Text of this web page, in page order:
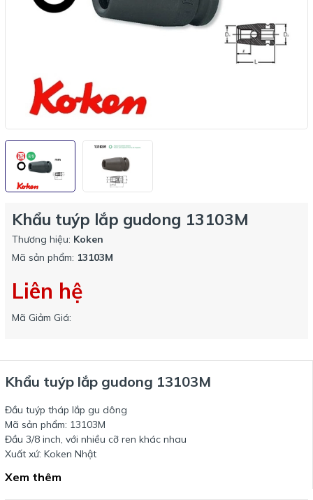
Khẩu tuýp lắp gudong 13103M
Thương hiệu: Koken
Mã sản phẩm: 13103M
Liên hệ
Mã Giảm Giá:
Khẩu tuýp lắp gudong 13103M
Đầu tuýp tháp lắp gu dông
Mã sản phẩm: 13103M
Đầu 3/8 inch, với nhiều cỡ ren khác nhau
Xuất xứ: Koken Nhật
Xem thêm